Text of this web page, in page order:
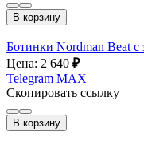
В корзину
Ботинки Nordman Beat с
Цена: 2 640 ₽
Telegram MAX
Скопировать ссылку
В корзину